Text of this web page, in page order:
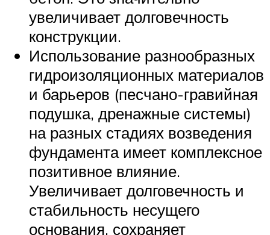
увеличивает долговечность
конструкции.
Использование разнообразных
гидроизоляционных материалов
и барьеров (песчано-гравийная
подушка, дренажные системы)
на разных стадиях возведения
фундамента имеет комплексное
позитивное влияние.
Увеличивает долговечность и
стабильность несущего
основания, сохраняет